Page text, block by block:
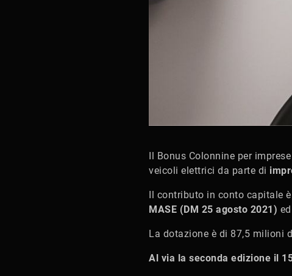
Il Bonus Colonnine per
veicoli elettrici da parte di
Il contributo in conto capitale
MASE (DM 25 agosto 2021)
La dotazione è di 87,5 milioni
Al via la seconda edizione il